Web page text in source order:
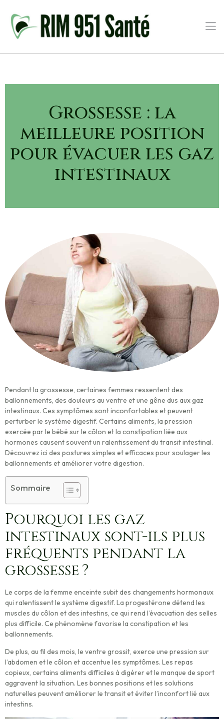
Grossesse : la
meilleure position
pour évacuer les gaz
intestinaux
Pendant la grossesse, certaines femmes ressentent des
ballonnements, des douleurs au ventre et une gêne dus aux gaz
intestinaux. Ces symptômes sont inconfortables et peuvent
perturber le système digestif. Certains aliments, la pression
exercée par le bébé sur le côlon et la constipation liée aux
hormones causent souvent un ralentissement du transit intestinal.
Découvrez ici des postures simples et efficaces pour soulager les
ballonnements et améliorer votre digestion.
Sommaire
Pourquoi les gaz
intestinaux sont-ils plus
fréquents pendant la
grossesse ?
Le corps de la femme enceinte subit des changements hormonaux
qui ralentissent le système digestif. La progestérone détend les
muscles du côlon et des intestins, ce qui rend l’évacuation des selles
plus difficile. Ce phénomène favorise la constipation et les
ballonnements.
De plus, au fil des mois, le ventre grossit, exerce une pression sur
l’abdomen et le côlon et accentue les symptômes. Les repas
copieux, certains aliments difficiles à digérer et le manque de sport
aggravent la situation. Les bonnes positions et les solutions
naturelles peuvent améliorer le transit et éviter l’inconfort lié aux
intestins.